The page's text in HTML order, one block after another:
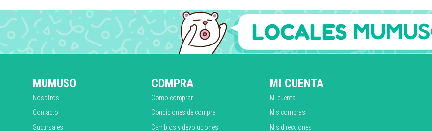
MUMUSO
Nosotros
Contacto
Sucursales
COMPRA
Como comprar
Condiciones de compra
Cambios y devoluciones
MI CUENTA
Mi cuenta
Mis compras
Mis direcciones